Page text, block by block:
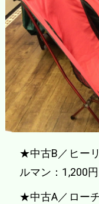
★中古B／ヒー
ルマン：1,200円
★中古A／ロー